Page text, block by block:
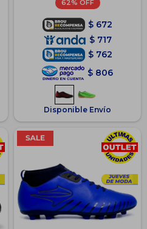
62
$ 672
$ 717
$ 762
$ 806
Disponible Envío